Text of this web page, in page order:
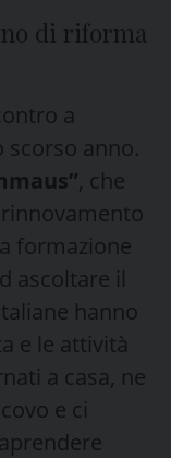
di riforma
a
scorso anno.
, che
formazione
ascoltare il
hanno
e le attività
a casa, ne
e ci